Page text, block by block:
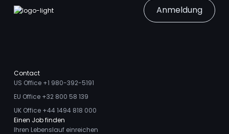
Anmeldung
Contact
US Office +1 980-392-5191
EU Office +32 800 58 139
UK Office +44 1494 818 000
Einen Job finden
Ihren Lebenslauf einreichen